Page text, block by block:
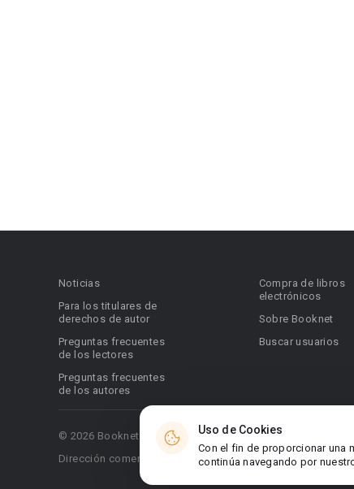
Uso de Cookies
Con el fin de proporcionar una
continúa navegando por
Noticias
Para los titulares de
derechos de autor
Preguntas frecuentes
de los lectores
Preguntas frecuentes
de los autores
Compra de libros
electrónicos
Sobre Booknet
Buscar usuarios
© 2026 Booknet. Todos los derechos reservados.
Dirección comercial: Griva Digeni 51, oficina 1, Larnaca,